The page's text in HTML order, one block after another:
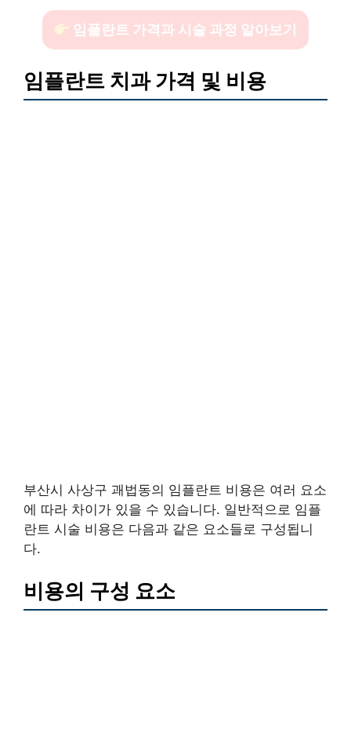
임플란트 가격과 시술 과정 알아보기
임플란트 치과 가격 및 비용
부산시 사상구 괘법동의 임플란트 비용은 여러 요소
에 따라 차이가 있을 수 있습니다. 일반적으로 임플
란트 시술 비용은 다음과 같은 요소들로 구성됩니
다.
비용의 구성 요소